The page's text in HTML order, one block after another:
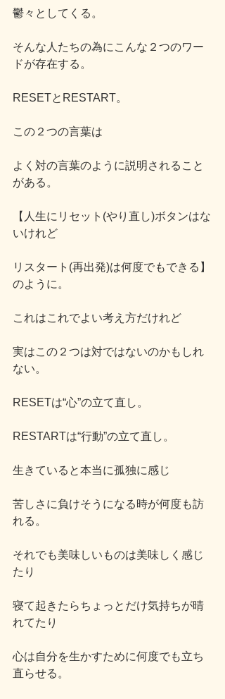
鬱々としてくる。
そんな人たちの為にこんな２つのワー
ドが存在する。
RESETとRESTART。
この２つの言葉は
よく対の言葉のように説明されること
がある。
【人生にリセット(やり直し)ボタンはな
いけれど
リスタート(再出発)は何度でもできる】
のように。
これはこれでよい考え方だけれど
実はこの２つは対ではないのかもしれ
ない。
RESETは“心”の立て直し。
RESTARTは“行動”の立て直し。
生きていると本当に孤独に感じ
苦しさに負けそうになる時が何度も訪
れる。
それでも美味しいものは美味しく感じ
たり
寝て起きたらちょっとだけ気持ちが晴
れてたり
心は自分を生かすために何度でも立ち
直らせる。